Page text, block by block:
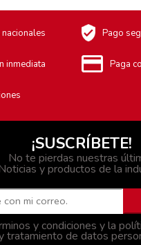
Pago
inmediata Paga
¡SUSCRÍBETE!
No te pierdas nuestras
y productos de la
y condiciones y la
tratamiento de datos